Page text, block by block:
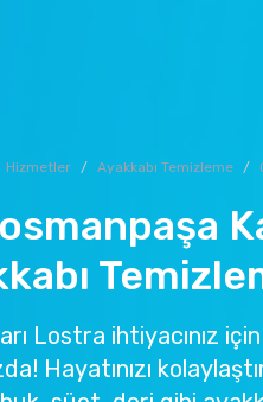
Hizmetler Ayakkabı Temizleme
Lostra ihtiyacınız
Hayatınızı